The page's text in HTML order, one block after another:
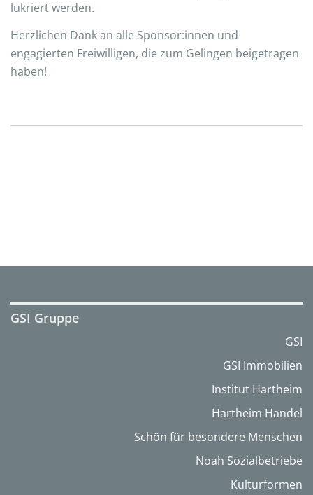
lukriert werden.
Herzlichen Dank an alle Sponsor:innen und
engagierten Freiwilligen, die zum Gelingen beigetragen
haben!
GSI Gruppe
GSI
GSI Immobilien
Institut Hartheim
Hartheim Handel
Schön für besondere Menschen
Noah Sozialbetriebe
Kulturformen